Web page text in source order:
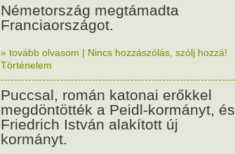
Németország megtámadta
Franciaországot.
» tovább olvasom | Nincs hozzászólás, szólj hozzá!
Történelem
Puccsal, román katonai erőkkel
megdöntötték a Peidl-kormányt, és
Friedrich István alakított új
kormányt.